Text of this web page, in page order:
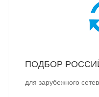
ПОДБОР
для зарубежного